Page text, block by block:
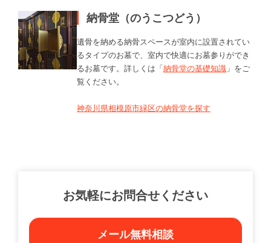
納骨堂（のうこつどう）
遺骨を納める納骨スペースが室内に設置されてい
るタイプのお墓で、室内で快適にお墓参りができ
るお墓です。詳しくは「納骨堂の基礎知識 」をご
覧ください。
神奈川県相模原市緑区の納骨堂を探す
お気軽にお問合せください
メール無料相談